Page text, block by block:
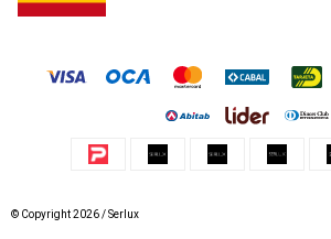
© Copyright 2026 / Serlux